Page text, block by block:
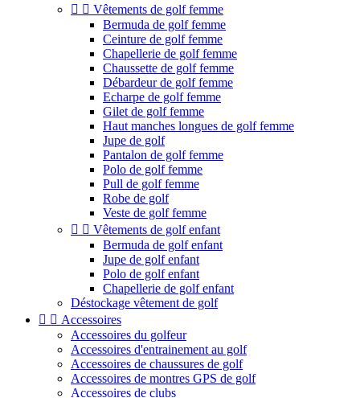
  Vêtements de golf femme
Bermuda de golf femme
Ceinture de golf femme
Chapellerie de golf femme
Chaussette de golf femme
Débardeur de golf femme
Echarpe de golf femme
Gilet de golf femme
Haut manches longues de golf femme
Jupe de golf
Pantalon de golf femme
Polo de golf femme
Pull de golf femme
Robe de golf
Veste de golf femme
  Vêtements de golf enfant
Bermuda de golf enfant
Jupe de golf enfant
Polo de golf enfant
Chapellerie de golf enfant
Déstockage vêtement de golf
  Accessoires
Accessoires du golfeur
Accessoires d'entrainement au golf
Accessoires de chaussures de golf
Accessoires de montres GPS de golf
Accessoires de clubs